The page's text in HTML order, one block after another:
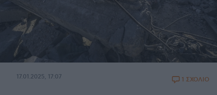
17.01.2025, 17:07 1 ΣΧΟΛΙΟ